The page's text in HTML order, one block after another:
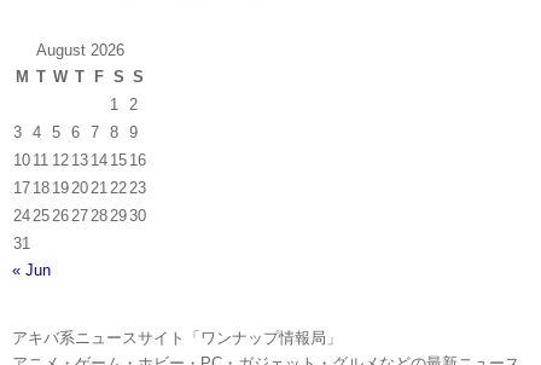
August 2026
M T W T F S S
1
2
3
4 5 6 7 8
9
10 11 12 13 14 15 16
17 18 1920212223
24252627282930
31
« Jun
アキバ系ニュースサイト「ワンナップ情報局」